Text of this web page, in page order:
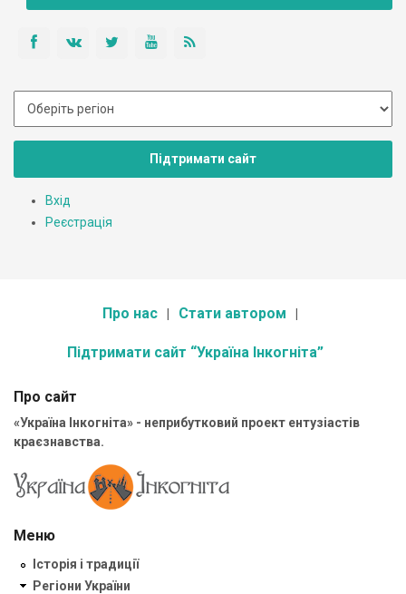
Підтримати сайт
Вхід
Реєстрація
Про нас Стати автором
Підтримати сайт “Україна Інкогніта”
Про сайт
«Україна Інкогніта» - неприбутковий проект ентузіастів
краєзнавства.
Меню
Історія і традиції
Регіони України